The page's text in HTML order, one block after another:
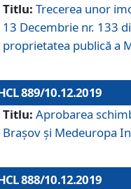
Titlu: Trecerea unor
13 Decembrie nr. 133
proprietatea publică a
889/10.12.2019
Titlu: Aprobarea
Brașov și Medeuropa
888/10.12.2019